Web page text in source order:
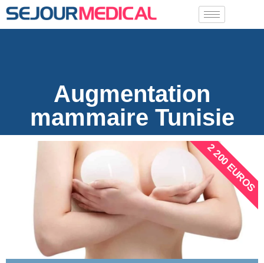
Augmentation
mammaire Tunisie
2 200 EUROS